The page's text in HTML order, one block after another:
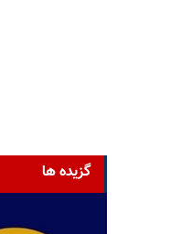
گزیده ها